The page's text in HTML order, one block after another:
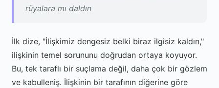
rüyalara mı daldın
İlk dize, "İlişkimiz dengesiz belki biraz ilgisiz kaldın,"
ilişkinin temel sorununu doğrudan ortaya koyuyor.
Bu, tek taraflı bir suçlama değil, daha çok bir gözlem
ve kabulleniş. İlişkinin bir tarafının diğerine göre